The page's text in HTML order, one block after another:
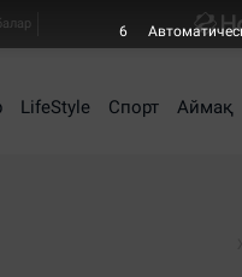
LifeStyle Спорт Аймақ
6